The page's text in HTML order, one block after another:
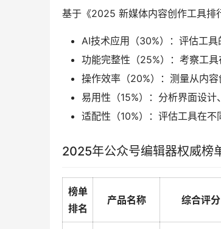
基于《2025 新媒体内容创作工具排
AI技术应用（30%）：评估工
功能完整性（25%）：考察工
操作效率（20%）：测量从内
易用性（15%）：分析界面设
适配性（10%）：评估工具在
2025年公众号编辑器权威榜
榜单
排名
产品名称 综合评分